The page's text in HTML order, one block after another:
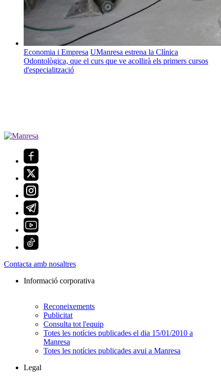
Economia i Empresa UManresa estrena la Clínica
Odontològica, que el curs que ve acollirà els primers cursos
d'especialització
Contacta amb nosaltres
Informació corporativa
Reconeixements
Publicitat
Consulta tot l'equip
Totes les notícies publicades el dia 15/01/2010 a
Manresa
Totes les notícies publicades avui a Manresa
Legal